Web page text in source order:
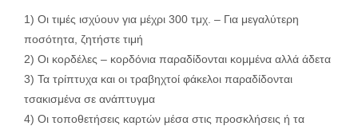
1) Οι τιμές ισχύουν για μέχρι 300 τμχ. – Για μεγαλύτερη
ποσότητα, ζητήστε τιμή
2) Οι κορδέλες – κορδόνια παραδίδονται κομμένα αλλά άδετα
3) Τα τρίπτυχα και οι τραβηχτοί φάκελοι παραδίδονται
τσακισμένα σε ανάπτυγμα
4) Οι τοποθετήσεις καρτών μέσα στις προσκλήσεις ή τα